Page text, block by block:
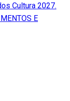
Cultura 2027.
E